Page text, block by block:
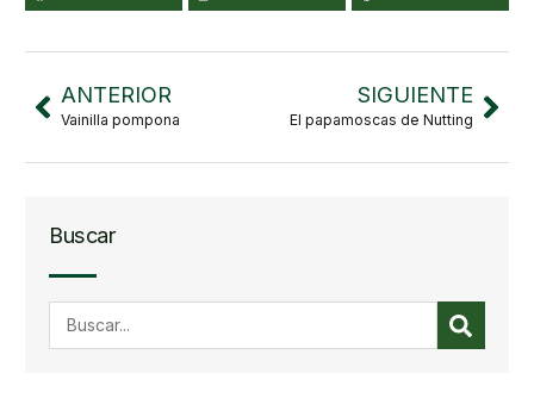
ANTERIOR
Vainilla pompona
SIGUIENTE
El papamoscas de Nutting
Buscar